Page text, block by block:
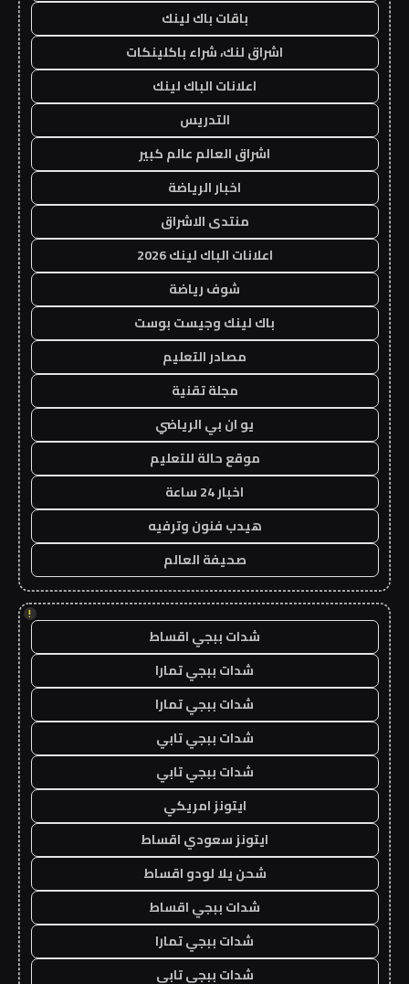
باقات باك لينك
اشراق لنك، شراء باكلينكات
اعلانات الباك لينك
التدريس
اشراق العالم عالم كبير
اخبار الرياضة
منتدى الاشراق
اعلانات الباك لينك 2026
شوف رياضة
باك لينك وجيست بوست
مصادر التعليم
مجلة تقنية
يو ان بي الرياضي
موقع حالة للتعليم
اخبار 24 ساعة
هيدب فنون وترفيه
صحيفة العالم
!
شدات ببجي اقساط
شدات ببجي تمارا
شدات ببجي تمارا
شدات ببجي تابي
شدات ببجي تابي
ايتونز امريكي
ايتونز سعودي اقساط
شحن يلا لودو اقساط
شدات ببجي اقساط
شدات ببجي تمارا
شدات ببجي تابي